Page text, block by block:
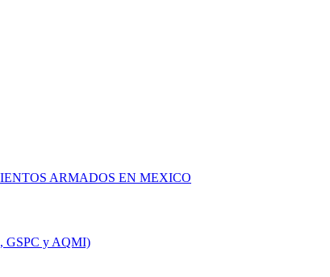
ARMADOS EN MEXICO
GSPC y AQMI)